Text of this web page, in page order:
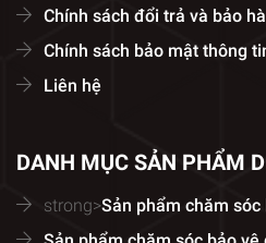
Chính sách đổi trả và bảo
Chính sách bảo mật thông
Liên hệ
DANH MỤC SẢN PHẨM
strong>Sản phẩm chăm sóc